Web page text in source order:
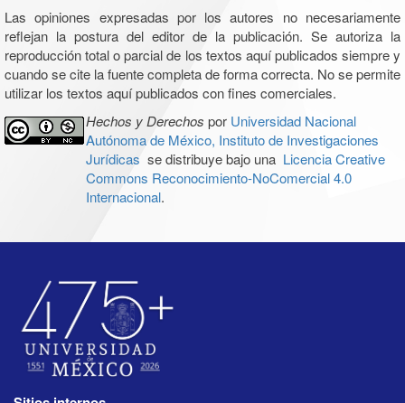
Las opiniones expresadas por los autores no necesariamente
reflejan la postura del editor de la publicación. Se autoriza la
reproducción total o parcial de los textos aquí publicados siempre y
cuando se cite la fuente completa de forma correcta. No se permite
utilizar los textos aquí publicados con fines comerciales.
Hechos y Derechos por Universidad Nacional
Autónoma de México, Instituto de Investigaciones
Jurídicas se distribuye bajo una Licencia Creative
Commons Reconocimiento-NoComercial 4.0
Internacional.